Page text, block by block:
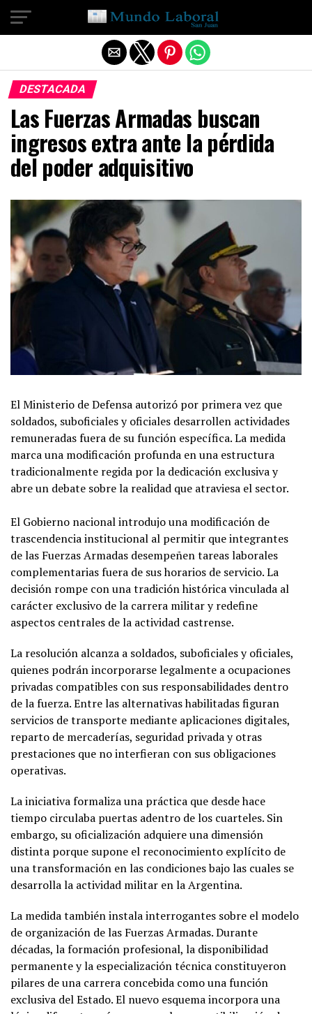
DESTACADA
Las Fuerzas Armadas buscan
ingresos extra ante la pérdida
del poder adquisitivo
El Ministerio de Defensa autorizó por primera vez que
soldados, suboficiales y oficiales desarrollen actividades
remuneradas fuera de su función específica. La medida
marca una modificación profunda en una estructura
tradicionalmente regida por la dedicación exclusiva y
abre un debate sobre la realidad que atraviesa el sector.
El Gobierno nacional introdujo una modificación de
trascendencia institucional al permitir que integrantes
de las Fuerzas Armadas desempeñen tareas laborales
complementarias fuera de sus horarios de servicio. La
decisión rompe con una tradición histórica vinculada al
carácter exclusivo de la carrera militar y redefine
aspectos centrales de la actividad castrense.
La resolución alcanza a soldados, suboficiales y oficiales,
quienes podrán incorporarse legalmente a ocupaciones
privadas compatibles con sus responsabilidades dentro
de la fuerza. Entre las alternativas habilitadas figuran
servicios de transporte mediante aplicaciones digitales,
reparto de mercaderías, seguridad privada y otras
prestaciones que no interfieran con sus obligaciones
operativas.
La iniciativa formaliza una práctica que desde hace
tiempo circulaba puertas adentro de los cuarteles. Sin
embargo, su oficialización adquiere una dimensión
distinta porque supone el reconocimiento explícito de
una transformación en las condiciones bajo las cuales se
desarrolla la actividad militar en la Argentina.
La medida también instala interrogantes sobre el modelo
de organización de las Fuerzas Armadas. Durante
décadas, la formación profesional, la disponibilidad
permanente y la especialización técnica constituyeron
pilares de una carrera concebida como una función
exclusiva del Estado. El nuevo esquema incorpora una
Salir de la versión móvil